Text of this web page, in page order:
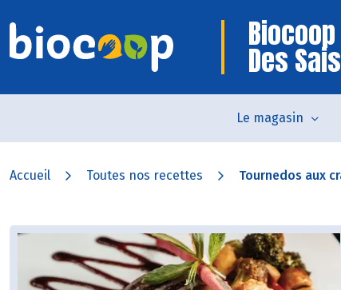
Des
Le magasin
Accueil Toutes nos recettes Tournedos aux